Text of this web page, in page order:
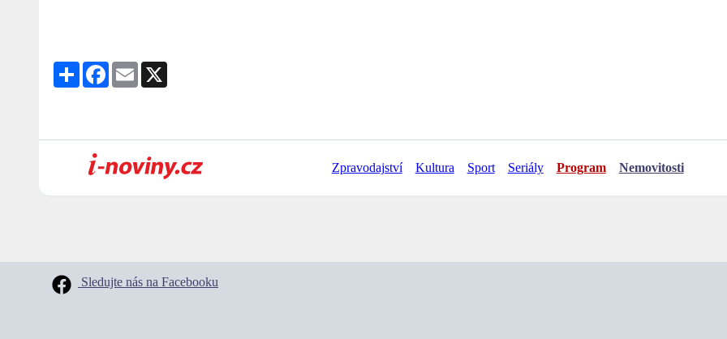
Share Facebook
Email
Zpravodajství Kultura Sport Seriály Program Nemovitosti
Sledujte nás na Facebooku